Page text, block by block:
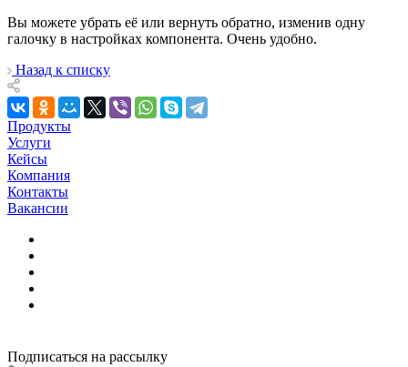
Вы можете убрать её или вернуть обратно, изменив одну
галочку в настройках компонента. Очень удобно.
Назад к списку
Продукты
Услуги
Кейсы
Компания
Контакты
Вакансии
Подписаться на рассылку